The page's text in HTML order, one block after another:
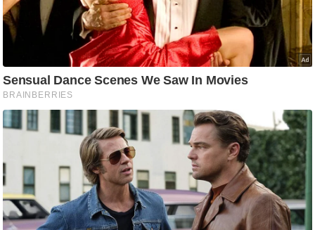
फि
मी
क्षा
B
r
a
i
n